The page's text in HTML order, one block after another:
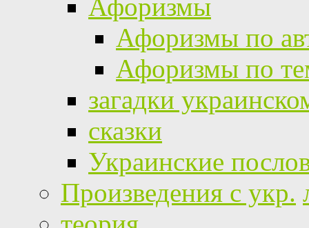
Афоризмы
Афоризмы по
Афоризмы по
загадки
сказки
Украинские
Произведения с укр.